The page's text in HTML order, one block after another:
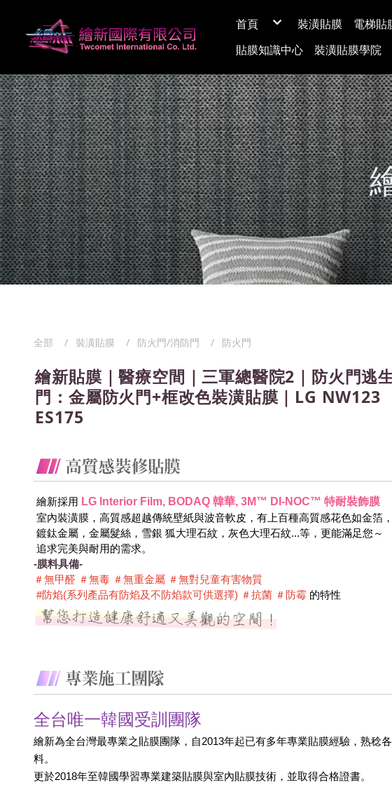
首頁
媒體採訪
展間資訊
裝潢貼膜 電梯貼
貼膜知識中心 裝潢貼膜學院
繪新貼膜｜醫療空間｜三軍總醫院2｜防火門逃
門：金屬防火門+框改色裝潢貼膜｜LG NW123
ES175
繪新採用 LG Interior Film, BODAQ 韓華, 3M™ DI-NOC™ 特耐裝飾膜
室內裝潢膜，高質感超越傳統壁紙與波音軟皮，有上百種高質感花色如金箔，
鍍鈦金屬，金屬髮絲，雪銀 狐大理石紋，灰色大理石紋...等，更能滿足您～
追求完美與耐用的需求。
-膜料具備-
＃無甲醛 ＃無毒 ＃無重金屬 ＃無對兒童有害物質
#防焰(系列產品有防焰及不防焰款可供選擇) ＃抗菌 ＃防霉 的特性
全台唯一韓國受訓團隊
繪新為全台灣最專業之貼膜團隊，自2013年起已有多年專業貼膜經驗，熟稔
料。
更於2018年至韓國學習專業建築貼膜與室內貼膜技術，並取得合格證書。
全部 裝潢貼膜 防火門/消防門 防火門